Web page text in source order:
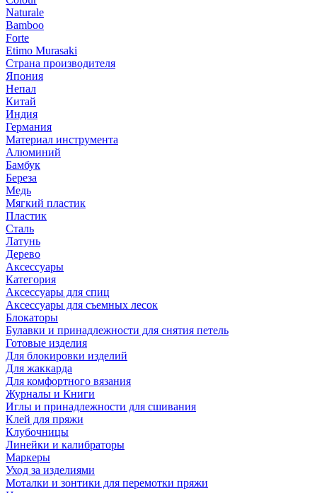
Naturale
Bamboo
Forte
Etimo Murasaki
Страна производителя
Япония
Непал
Китай
Индия
Германия
Материал инструмента
Алюминий
Бамбук
Береза
Медь
Мягкий пластик
Пластик
Сталь
Латунь
Дерево
Аксессуары
Категория
Аксессуары для спиц
Аксессуары для съемных лесок
Блокаторы
Булавки и принадлежности для снятия петель
Готовые изделия
Для блокировки изделий
Для жаккарда
Для комфортного вязания
Журналы и Книги
Иглы и принадлежности для сшивания
Клей для пряжи
Клубочницы
Линейки и калибраторы
Маркеры
Уход за изделиями
Моталки и зонтики для перемотки пряжи